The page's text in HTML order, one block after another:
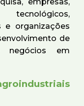
e organizações
de
negócios em